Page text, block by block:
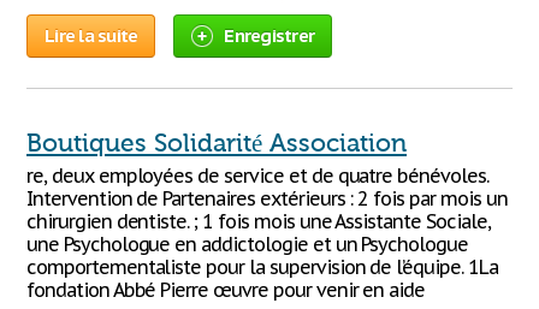
Lire la suite Enregistrer
Boutiques Solidarité Association
re, deux employées de service et de quatre bénévoles.
Intervention de Partenaires extérieurs : 2 fois par mois un
chirurgien dentiste. ; 1 fois mois une Assistante Sociale,
une Psychologue en addictologie et un Psychologue
comportementaliste pour la supervision de l’équipe. 1La
fondation Abbé Pierre œuvre pour venir en aide